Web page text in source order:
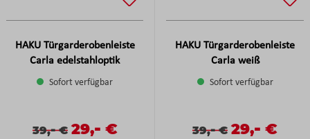
HAKU Türgarderobenleiste
Carla edelstahloptik
Sofort verfügbar
Verkaufspreis:
Regulärer Preis:
39,-€ Verkaufspreis:
29,- €
HAKU Türgarderobenleiste
Carla weiß
Sofort verfügbar
Verkaufspreis:
Regulärer Preis:
39,-€ 29,- €